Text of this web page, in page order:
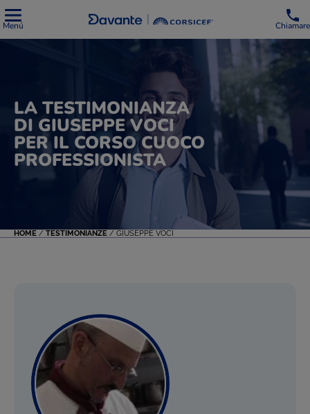
Menú Chiamare
LA TESTIMONIANZA
DI GIUSEPPE VOCI
PER IL CORSO CUOCO
PROFESSIONISTA
HOME / TESTIMONIANZE / GIUSEPPE VOCI